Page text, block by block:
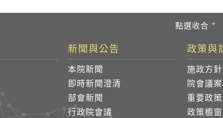
新聞與公告
本院新聞
即時新聞澄清
部會新聞
行政院會議
政策與
施政方
院會議案
重要政策
政策櫥窗